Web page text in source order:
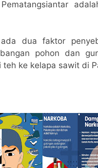
dua faktor
pohon dan
teh ke kelapa sawit di